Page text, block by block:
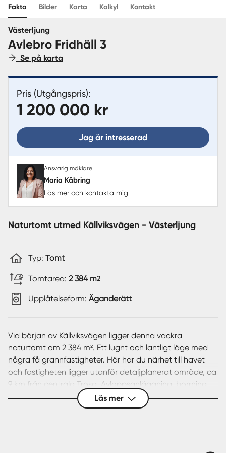
Sverige
Fakta Bilder Karta Kalkyl Kontakt
Västerljung
Avlebro Fridhäll 3
Se på karta
Pris (Utgångspris):
1 200 000 kr
Jag är intresserad
Ansvarig mäklare
Maria Kåbring
Läs mer och kontakta mig
Naturtomt utmed Källviksvägen - Västerljung
Typ: Tomt
Tomtarea: 2 384 m2
Upplåtelseform: Äganderätt
Vid början av Källviksvägen ligger denna vackra
naturtomt om 2 384 m². Ett lugnt och lantligt läge med
några få grannfastigheter. Här har du närhet till havet
och fastigheten ligger utanför detaljplanerat område, ca
9 km från centrala Trosa. Avloppsanläggning, borrning
för eget vatten och elanslutning tillkommer.
Förhandsbesked finns för byggnation av hus om 200 m²
Läs mer